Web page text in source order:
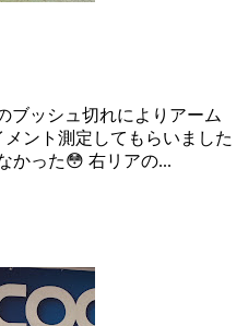
ブッシュ切れによりアーム
ント測定してもらいました
かった😳 右リアの...